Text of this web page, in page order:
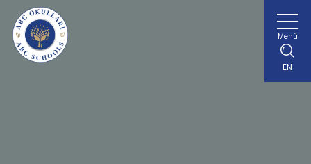
Menü
EN